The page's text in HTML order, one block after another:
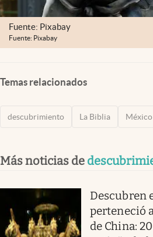
Fuente: Pixabay
Fuente: Pixabay
Temas relacionados
descubrimiento La Biblia México
Más noticias de
Descubren
perteneció
de China: